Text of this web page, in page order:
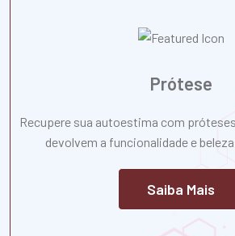
Prótese
Recupere sua autoestima com
devolvem a funcionalidade e
Saiba Mais